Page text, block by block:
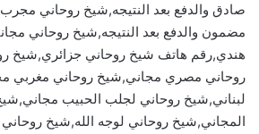
صادق والدفع بعد النتيجه,شيخ روحاني
مضمون والدفع بعد النتيجه,شيخ روحاني
هندي,رقم هاتف شيخ روحاني جزائري,شيخ
روحاني مصري مجاني,شيخ روحاني مغربي
لبناني,شيخ روحاني لجلب الحبيب
المجاني,شيخ روحاني لوجه الله,شيخ